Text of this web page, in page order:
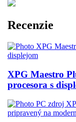
Recenzie
XPG Maestro
procesora s